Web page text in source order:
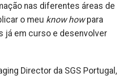
nas diferentes áreas de
o meu know howpara
já em curso e desenvolver
Director da SGS Portugal,